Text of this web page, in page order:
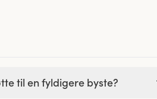
til en fyldigere byste?